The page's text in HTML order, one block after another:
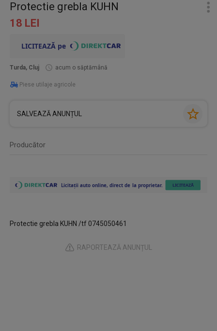
Protectie grebla KUHN
18 LEI
Turda, Cluj acum o săptămână
Piese utilaje agricole
SALVEAZĂ ANUNȚUL
Producător
Protectie grebla KUHN /tf 0745050461
RAPORTEAZĂ ANUNȚUL